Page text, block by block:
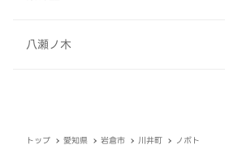
八瀬ノ木
トップ 愛知県 岩倉市 川井町 ノボト